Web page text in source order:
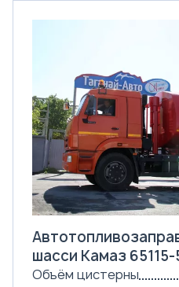
шасси Камаз
Объём цистерны